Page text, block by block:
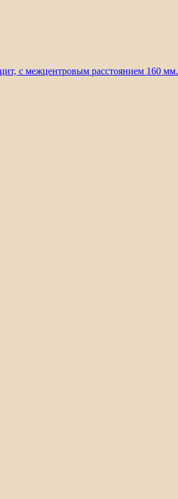
с межцентровым расстоянием 160 мм.